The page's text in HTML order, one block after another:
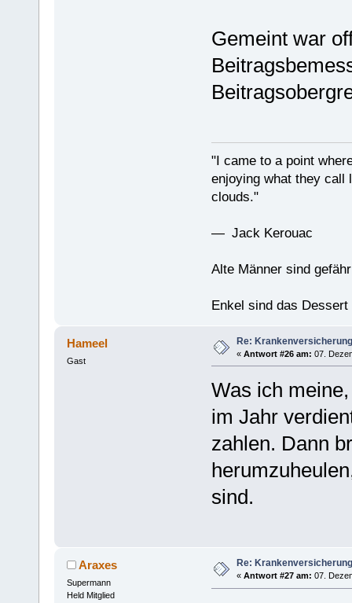
Gemeint war
"I came to a point
enjoying what they call
clouds."
— Jack Kerouac
Alte Männer sind
Enkel sind das Dessert
Hameel
Gast
Re: Krankenversicherung
« Antwort #26 am: 07.
Was ich
im Jahr
zahlen. Dann
sind.
Araxes
Supermann
Held Mitglied
Re: Krankenversicherung
« Antwort #27 am: 07.